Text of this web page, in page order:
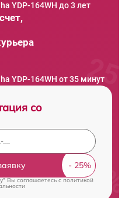
YDP-164WH до 3 лет
YDP-164WH от 35 минут
со
Вы соглашаетесь cполитикой